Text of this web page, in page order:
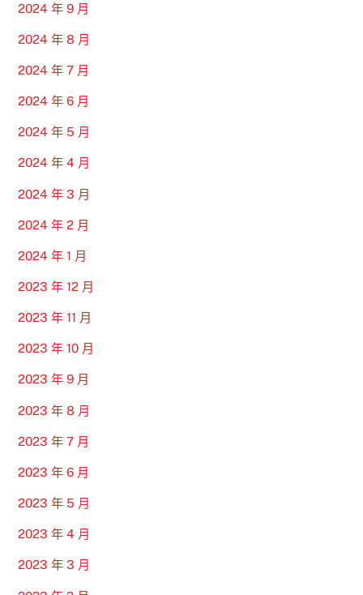
2024 年 9 月
2024 年 8 月
2024 年 7 月
2024 年 6 月
2024 年 5 月
2024 年 4 月
2024 年 3 月
2024 年 2 月
2024 年 1 月
2023 年 12 月
2023 年 11 月
2023 年 10 月
2023 年 9 月
2023 年 8 月
2023 年 7 月
2023 年 6 月
2023 年 5 月
2023 年 4 月
2023 年 3 月